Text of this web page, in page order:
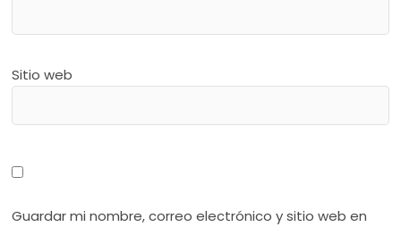
Sitio web
Guardar mi nombre, correo electrónico y sitio web en